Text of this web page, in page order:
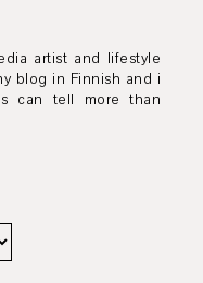
artist and lifestyle
blog in Finnish and i
can tell more than